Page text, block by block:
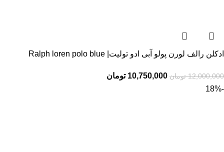
ادکلن رالف لورن پولو آبی ادو تولیت| Ralph loren polo blue
12,000,000 تومان 10,750,000 تومان
-18%